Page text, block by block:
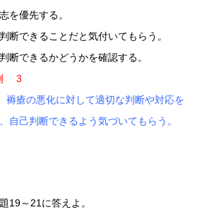
を優先する。
断できることだと気付いてもらう。
断できるかどうかを確認する。
3
の悪化に対して適切な判断や対応を
自己判断できるよう気づいてもらう。
19～21に答えよ。